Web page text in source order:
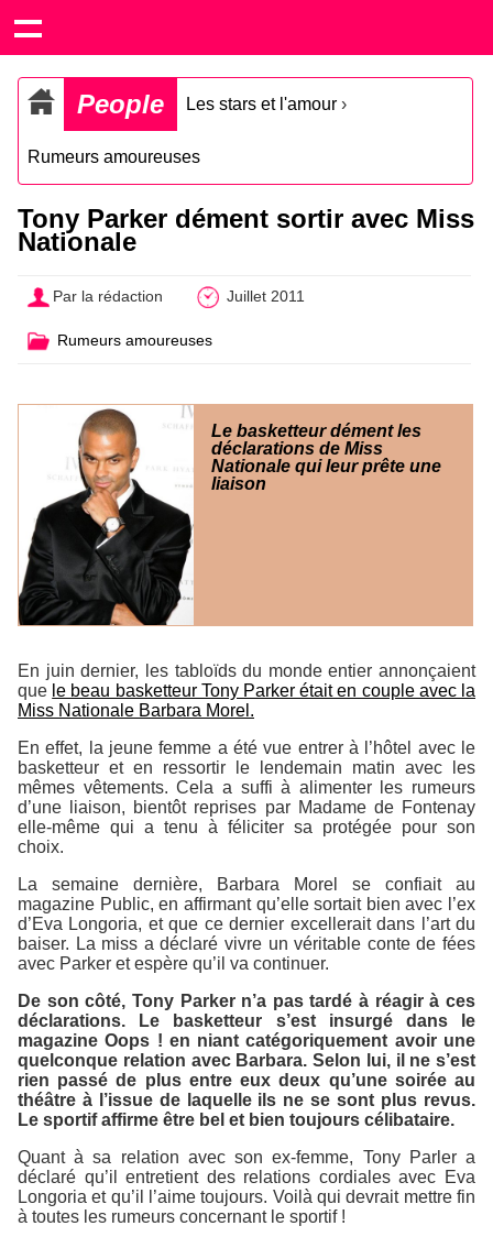
People Les stars et l'amour ›
Rumeurs amoureuses
Tony Parker dément sortir avec Miss
Nationale
Par la rédaction Juillet 2011
Rumeurs amoureuses
Le basketteur dément les
déclarations de Miss
Nationale qui leur prête une
liaison
En juin dernier, les tabloïds du monde entier annonçaient
que le beau basketteur Tony Parker était en couple avec la
Miss Nationale Barbara Morel.
En effet, la jeune femme a été vue entrer à l’hôtel avec le
basketteur et en ressortir le lendemain matin avec les
mêmes vêtements. Cela a suffi à alimenter les rumeurs
d’une liaison, bientôt reprises par Madame de Fontenay
elle-même qui a tenu à féliciter sa protégée pour son
choix.
La semaine dernière, Barbara Morel se confiait au
magazine Public, en affirmant qu’elle sortait bien avec l’ex
d’Eva Longoria, et que ce dernier excellerait dans l’art du
baiser. La miss a déclaré vivre un véritable conte de fées
avec Parker et espère qu’il va continuer.
De son côté, Tony Parker n’a pas tardé à réagir à ces
déclarations. Le basketteur s’est insurgé dans le
magazineOops ! en niant catégoriquement avoir une
quelconque relation avec Barbara. Selon lui, il ne s’est
rien passé de plus entre eux deux qu’une soirée au
théâtre à l’issue de laquelle ils ne se sont plus revus.
Le sportif affirme être bel et bien toujours célibataire.
Quant à sa relation avec son ex-femme, Tony Parler a
déclaré qu’il entretient des relations cordiales avec Eva
Longoria et qu’il l’aime toujours. Voilà qui devrait mettre fin
à toutes les rumeurs concernant le sportif !